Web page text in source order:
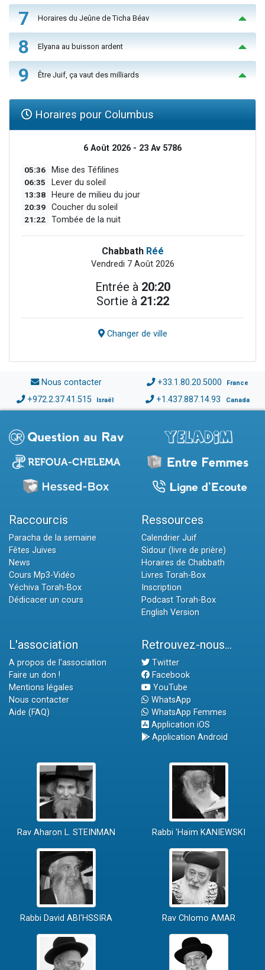
7 Horaires du Jeûne de Ticha Béav
8 Elyana au buisson ardent
9 Être Juif, ça vaut des milliards
Horaires pour Columbus
6 Août 2026 - 23 Av 5786
05:36 Mise des Téfilines
06:35 Lever du soleil
13:38 Heure de milieu du jour
20:39 Coucher du soleil
21:22 Tombée de la nuit
Chabbath Réé
Vendredi 7 Août 2026
Entrée à 20:20
Sortie à 21:22
Changer de ville
Nous contacter +33.1.80.20.5000 France
+972.2.37.41.515 Israël +1.437.887.14.93 Canada
Raccourcis
Paracha de la semaine
Fêtes Juives
News
Cours Mp3-Vidéo
Yéchiva Torah-Box
Dédicacer un cours
Ressources
Calendrier Juif
Sidour (livre de prière)
Horaires de Chabbath
Livres Torah-Box
Inscription
Podcast Torah-Box
English Version
L'association
A propos de l'association
Faire un don !
Mentions légales
Nous contacter
Aide (FAQ)
Retrouvez-nous...
Twitter
Facebook
YouTube
WhatsApp
WhatsApp Femmes
Application iOS
Application Android
Rav Aharon L. STEINMAN Rabbi 'Haïm KANIEWSKI
Rabbi David ABI'HSSIRA Rav Chlomo AMAR